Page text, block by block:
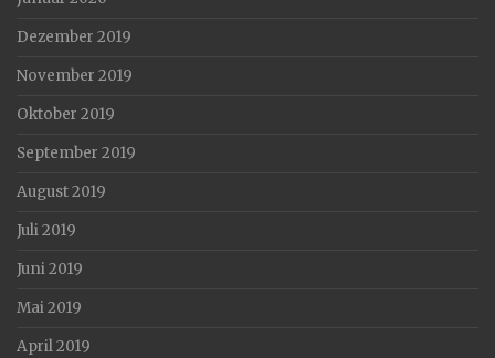
Dezember 2019
November 2019
Oktober 2019
September 2019
August 2019
Juli 2019
Juni 2019
Mai 2019
April 2019